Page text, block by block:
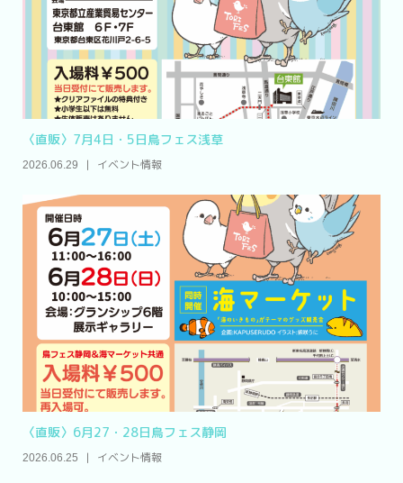
〈直販〉7月4日・5日鳥フェス浅草
2026.06.29 イベント情報
〈直販〉6月27・28日鳥フェス静岡
2026.06.25 イベント情報